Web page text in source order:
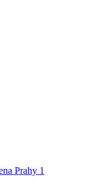
Prahy 1